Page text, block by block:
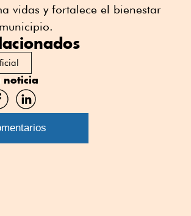
vidas y fortalece el bienestar
noticia
Compartir
por
Linkedin